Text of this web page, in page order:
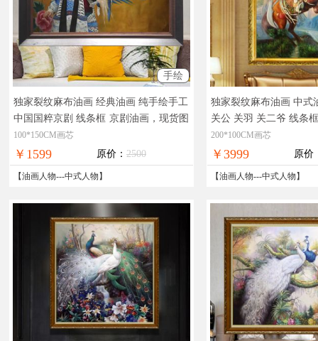
手绘
独家裂纹麻布油画 经典油画 纯手绘手工
中国国粹京剧 线条框 京剧油画，现货图
片，在线支付，全国免邮
100*150CM画芯
￥1599 原价： 2500
【油画人物---中式人物 】
独家裂纹麻布油画 中式
关公 关羽 关二爷 线条框
身，大型油画，古典人
画
200*100CM画芯
￥3999 原价
【油画人物---中式人物 】